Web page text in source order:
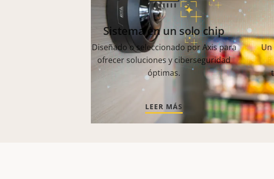
Sistema en un solo chip
Diseñado o seleccionado por Axis para
ofrecer soluciones y ciberseguridad
óptimas.
LEER MÁS